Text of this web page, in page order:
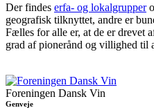
Der findes erfa- og lokalgrupper
geografisk tilknyttet, andre er
Fælles for alle er, at de er drevet
grad af pionerånd og villighed til
Foreningen Dansk Vin
Genveje